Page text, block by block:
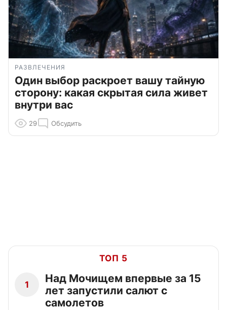
РАЗВЛЕЧЕНИЯ
Один выбор раскроет вашу тайную
сторону: какая скрытая сила живет
внутри вас
29 Обсудить
ТОП 5
1
Над Мочищем впервые за 15
лет запустили салют с
самолетов